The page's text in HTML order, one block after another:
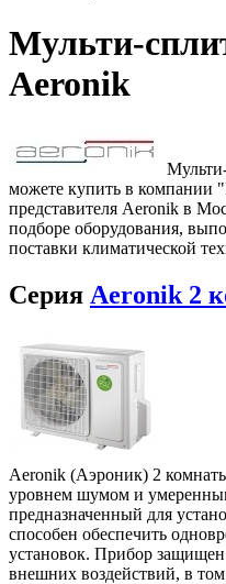
Мульти-
Aeronik
можете купить в компании
представителя Aeronik в
подборе оборудования,
поставки климатической
Серия Aeronik 2
Aeronik (Аэроник) 2
уровнем шумом и
предназначенный для
способен обеспечить
установок. Прибор защищен
внешних воздействий, в